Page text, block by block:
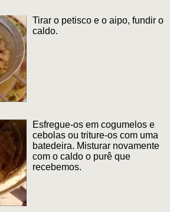
Tirar o petisco e o aipo, fundir o
caldo.
Esfregue-os em cogumelos e
cebolas ou triture-os com uma
batedeira. Misturar novamente
com o caldo o purê que
recebemos.